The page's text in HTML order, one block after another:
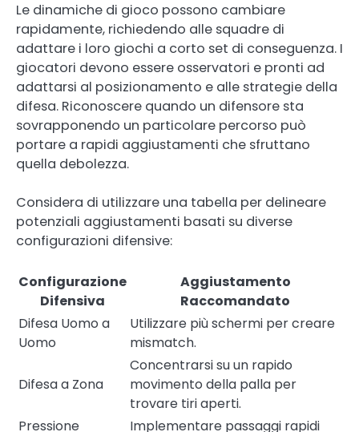
Le dinamiche di gioco possono cambiare
rapidamente, richiedendo alle squadre di
adattare i loro giochi a corto set di conseguenza. I
giocatori devono essere osservatori e pronti ad
adattarsi al posizionamento e alle strategie della
difesa. Riconoscere quando un difensore sta
sovrapponendo un particolare percorso può
portare a rapidi aggiustamenti che sfruttano
quella debolezza.
Considera di utilizzare una tabella per delineare
potenziali aggiustamenti basati su diverse
configurazioni difensive:
Configurazione
Difensiva
Aggiustamento
Raccomandato
Difesa Uomo a
Uomo
Utilizzare più schermi per creare
mismatch.
Difesa a Zona
Concentrarsi su un rapido
movimento della palla per
trovare tiri aperti.
Pressione
Implementare passaggi rapidi